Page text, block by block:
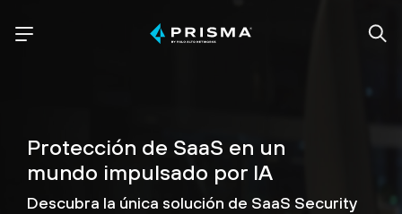
Protección de SaaS en un
mundo impulsado por IA
Descubra la única solución de SaaS Security